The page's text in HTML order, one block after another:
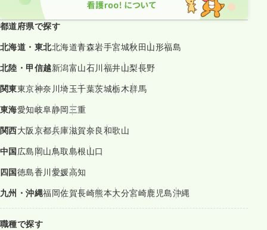
都道府県で探す
北海道・東北北海道青森岩手宮城秋田山形福島
北陸・甲信越新潟富山石川福井山梨長野
関東東京神奈川埼玉千葉茨城栃木群馬
東海愛知岐阜静岡三重
関西大阪京都兵庫滋賀奈良和歌山
中国広島岡山鳥取島根山口
四国徳島香川愛媛高知
九州・沖縄福岡佐賀長崎熊本大分宮崎鹿児島沖縄
職種で探す